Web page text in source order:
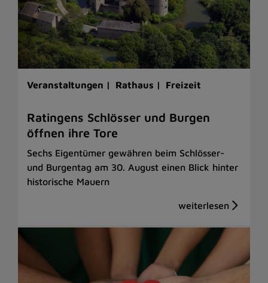
Veranstaltungen | Rathaus | Freizeit
Ratingens Schlösser und Burgen
öffnen ihre Tore
Sechs Eigentümer gewähren beim Schlösser-
und Burgentag am 30. August einen Blick hinter
historische Mauern